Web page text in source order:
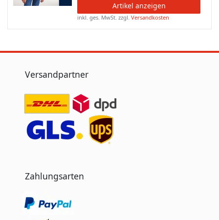
Artikel anzeigen
inkl. ges. MwSt. zzgl.Versandkosten
Versandpartner
Zahlungsarten